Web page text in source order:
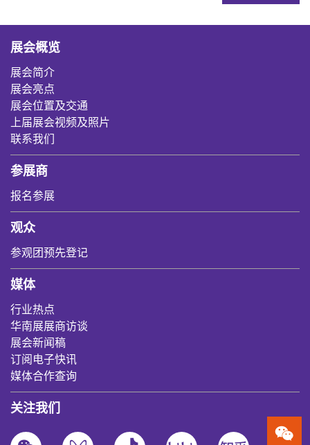
展会概览
展会简介
展会亮点
展会位置及交通
上届展会视频及照片
联系我们
参展商
报名参展
观众
参观团预先登记
媒体
行业热点
华南展展商访谈
展会新闻稿
订阅电子快讯
媒体合作查询
关注我们